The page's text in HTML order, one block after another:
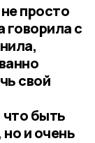
просто
говорила с
свой
что быть
и очень